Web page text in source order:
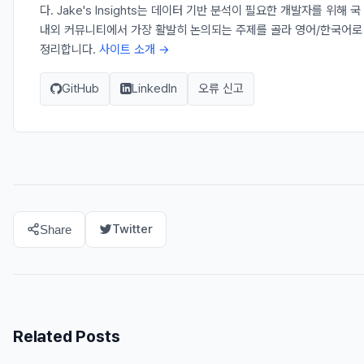
다. Jake's Insights는 데이터 기반 분석이 필요한 개발자를 위해 국
내외 커뮤니티에서 가장 활발히 논의되는 주제를 골라 영어/한국어로
정리합니다. 사이트 소개 →
GitHub LinkedIn 오류 신고
Share Twitter
Related Posts